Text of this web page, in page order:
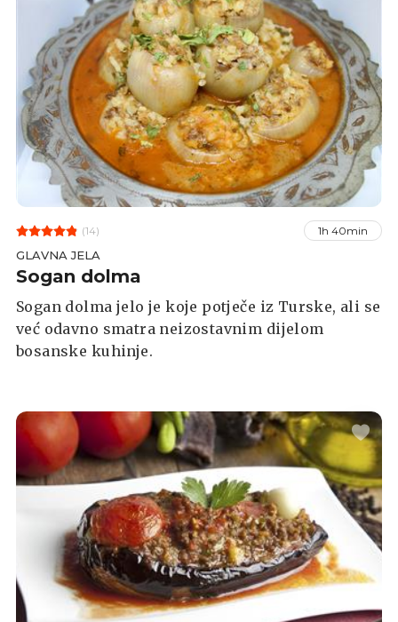
(14) 1h 40min
GLAVNA JELA
Sogan dolma
Sogan dolma jelo je koje potječe iz Turske, ali se
već odavno smatra neizostavnim dijelom
bosanske kuhinje.